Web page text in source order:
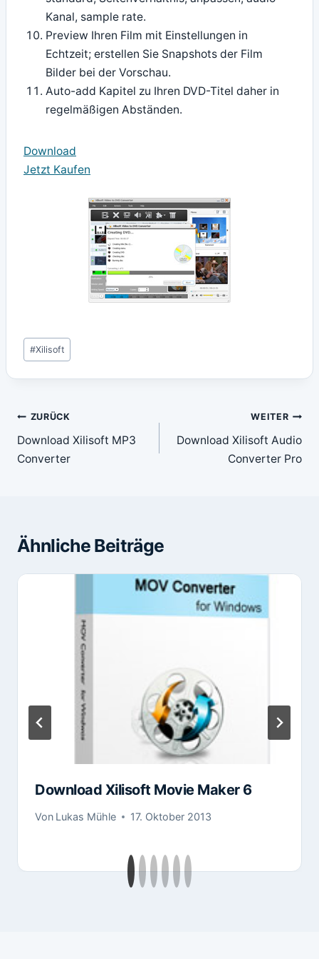
Kanal, sample rate.
Preview Ihren Film mit Einstellungen in
Echtzeit; erstellen Sie Snapshots der Film
Bilder bei der Vorschau.
Auto-add Kapitel zu Ihren DVD-Titel daher in
regelmäßigen Abständen.
Download
Jetzt Kaufen
Schlagworte:
#Xilisoft
Beitragsnavigation
ZURÜCK
Download Xilisoft MP3
Converter
WEITER
Download Xilisoft Audio
Converter Pro
Ähnliche Beiträge
Download Xilisoft Movie Maker 6
Von Lukas Mühle 17. Oktober 2013